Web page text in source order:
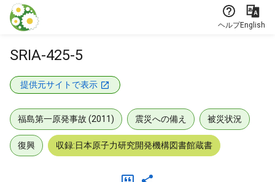
本文に飛ぶ
ヘルプEnglish
SRIA-425-5
提供元サイトで表示
福島第一原発事故 (2011) 震災への備え 被災状況
復興 収録:日本原子力研究開発機構図書館蔵書